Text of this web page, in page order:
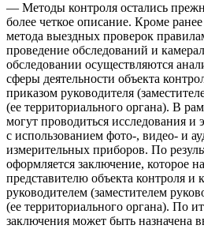
— Методы контроля остались
более четкое описание. Кроме
метода выездных проверок
проведение обследований и
обследовании осуществляются
сферы деятельности объекта
приказом руководителя
(ее территориального органа). В
могут проводиться исследования и
с использованием фото-, видео- и
измерительных приборов. По
оформляется заключение, которое
представителю объекта контроля и
руководителем (заместителем
(ее территориального органа). По
заключения может быть назначена